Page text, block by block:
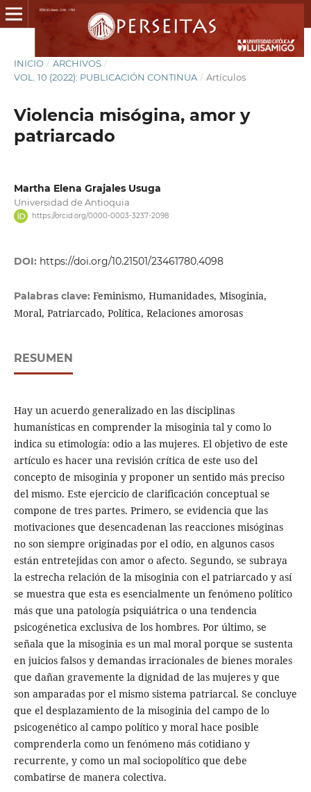
INICIO / ARCHIVOS /
VOL. 10 (2022): PUBLICACIÓN CONTINUA / Artículos
Violencia misógina, amor y
patriarcado
Martha Elena Grajales Usuga
Universidad de Antioquia
https://orcid.org/0000-0003-3237-2098
DOI: https://doi.org/10.21501/23461780.4098
Palabras clave: Feminismo, Humanidades, Misoginia,
Moral, Patriarcado, Política, Relaciones amorosas
RESUMEN
Hay un acuerdo generalizado en las disciplinas
humanísticas en comprender la misoginia tal y como lo
indica su etimología: odio a las mujeres. El objetivo de este
artículo es hacer una revisión crítica de este uso del
concepto de misoginia y proponer un sentido más preciso
del mismo. Este ejercicio de clarificación conceptual se
compone de tres partes. Primero, se evidencia que las
motivaciones que desencadenan las reacciones misóginas
no son siempre originadas por el odio, en algunos casos
están entretejidas con amor o afecto. Segundo, se subraya
la estrecha relación de la misoginia con el patriarcado y así
se muestra que esta es esencialmente un fenómeno político
más que una patología psiquiátrica o una tendencia
psicogénetica exclusiva de los hombres. Por último, se
señala que la misoginia es un mal moral porque se sustenta
en juicios falsos y demandas irracionales de bienes morales
que dañan gravemente la dignidad de las mujeres y que
son amparadas por el mismo sistema patriarcal. Se concluye
que el desplazamiento de la misoginia del campo de lo
psicogenético al campo político y moral hace posible
comprenderla como un fenómeno más cotidiano y
recurrente, y como un mal sociopolítico que debe
combatirse de manera colectiva.